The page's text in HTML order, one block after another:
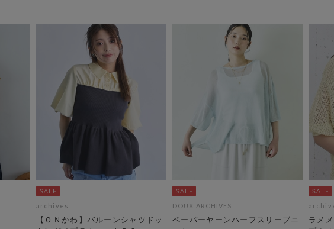
archives
【ＯＮかわ】バルーンシャツドッ
DOUX ARCHIVES
ペーパーヤーンハーフスリーブニ
ラメ